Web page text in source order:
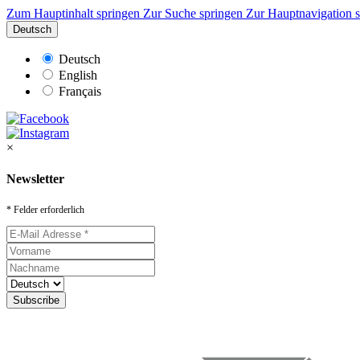
Zum Hauptinhalt springen Zur Suche springen Zur Hauptnavigation
Deutsch
Deutsch
English
Français
×
Newsletter
* Felder erforderlich